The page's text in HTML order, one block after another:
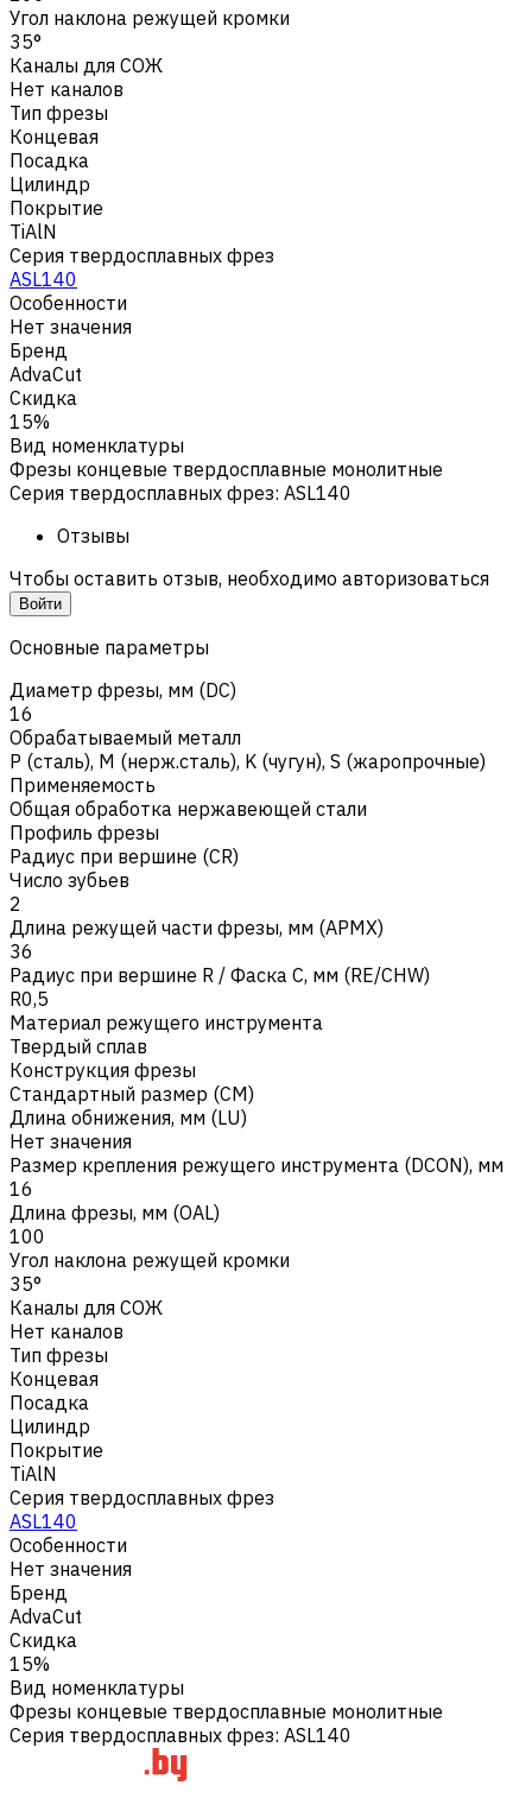
Угол наклона режущей кромки
35°
Каналы для СОЖ
Нет каналов
Тип фрезы
Концевая
Посадка
Цилиндр
Покрытие
TiAlN
Серия твердосплавных фрез
ASL140
Особенности
Нет значения
Бренд
AdvaCut
Скидка
15%
Вид номенклатуры
Фрезы концевые твердосплавные монолитные
Серия твердосплавных фрез: ASL140
Отзывы
Чтобы оставить отзыв, необходимо авторизоваться
Войти
Основные параметры
Диаметр фрезы, мм (DC)
16
Обрабатываемый металл
Р (сталь), M (нерж.сталь), K (чугун), S (жаропрочные)
Применяемость
Общая обработка нержавеющей стали
Профиль фрезы
Радиус при вершине (CR)
Число зубьев
2
Длина режущей части фрезы, мм (APMX)
36
Радиус при вершине R / Фаска C, мм (RE/CHW)
R0,5
Материал режущего инструмента
Твердый сплав
Конструкция фрезы
Стандартный размер (CM)
Длина обнижения, мм (LU)
Нет значения
Размер крепления режущего инструмента (DCON), мм
16
Длина фрезы, мм (OAL)
100
Угол наклона режущей кромки
35°
Каналы для СОЖ
Нет каналов
Тип фрезы
Концевая
Посадка
Цилиндр
Покрытие
TiAlN
Серия твердосплавных фрез
ASL140
Особенности
Нет значения
Бренд
AdvaCut
Скидка
15%
Вид номенклатуры
Фрезы концевые твердосплавные монолитные
Серия твердосплавных фрез: ASL140